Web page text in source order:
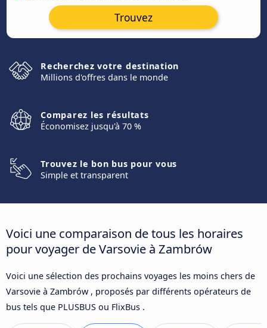
Trouvez
Recherchez votre destination
Millions d'offres dans le monde
Comparez les résultats
Économisez jusqu'à 70 %
Trouvez le bon bus pour vous
Simple et transparent
Voici une comparaison de tous les horaires
pour voyager de Varsovie à Zambrów
Voici une sélection des prochains voyages les moins chers de
Varsovie à Zambrów , proposés par différents opérateurs de
bus tels que PLUSBUS ou FlixBus .